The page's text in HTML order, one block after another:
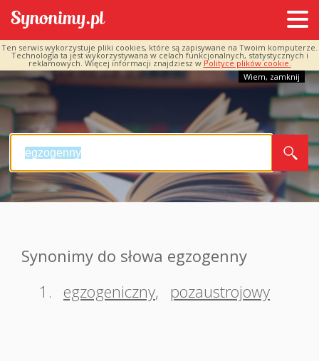
Ten serwis wykorzystuje pliki cookies, które są zapisywane na Twoim komputerze.
Technologia ta jest wykorzystywana w celach funkcjonalnych, statystycznych i
reklamowych. Więcej informacji znajdziesz w Polityce plików cookie.
Wiem, zamknij
Synonimy do słowa egzogenny
1.
egzogeniczny, pozaustrojowy